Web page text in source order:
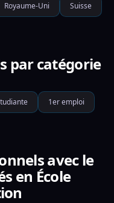
Royaume-Uni Suisse
par catégorie
1er emploi
avec le
en École